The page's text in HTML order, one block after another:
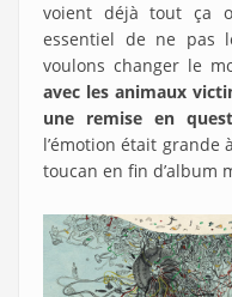
voient déjà tout ça
essentiel de ne pas
voulons changer le
avec les animaux
une remise en
l’émotion était grande
toucan en fin d’album